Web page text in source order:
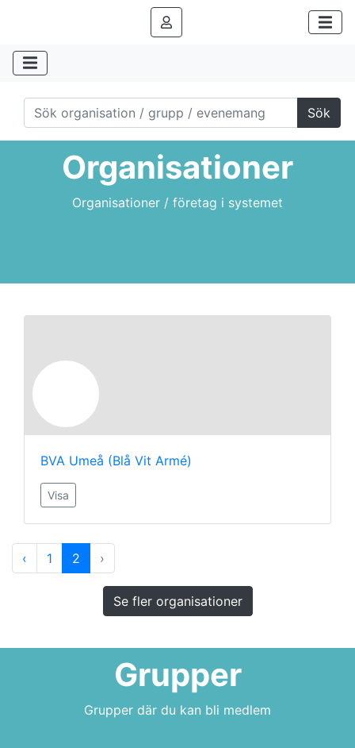
Sök
Organisationer
Organisationer / företag i systemet
BVA Umeå (Blå Vit Armé)
Visa
‹ 1 2 ›
Se fler organisationer
Grupper
Grupper där du kan bli medlem